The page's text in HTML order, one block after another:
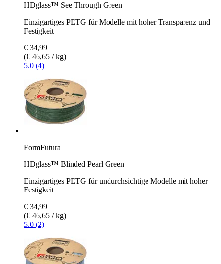
HDglass™ See Through Green
Einzigartiges PETG für Modelle mit hoher Transparenz und
Festigkeit
€ 34,99
(€ 46,65 / kg)
5.0 (4)
FormFutura
HDglass™ Blinded Pearl Green
Einzigartiges PETG für undurchsichtige Modelle mit hoher
Festigkeit
€ 34,99
(€ 46,65 / kg)
5.0 (2)